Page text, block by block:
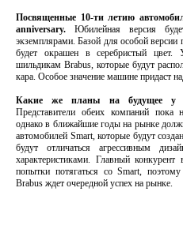
Посвященные 10-ти летию
anniversary. Юбилейная версия
экземплярами. Базой для особой
будет окрашен в серебристый цвет.
шильдикам Brabus, которые будут
кара. Особое значение машине придаст
Какие же планы на будущее у
Представители обеих компаний пока
однако в ближайшие годы на рынке
автомобилей Smart, которые будут
будут отличаться агрессивным
характеристиками. Главный
попытки потягаться со Smart,
Brabus ждет очередной успех на рынке.